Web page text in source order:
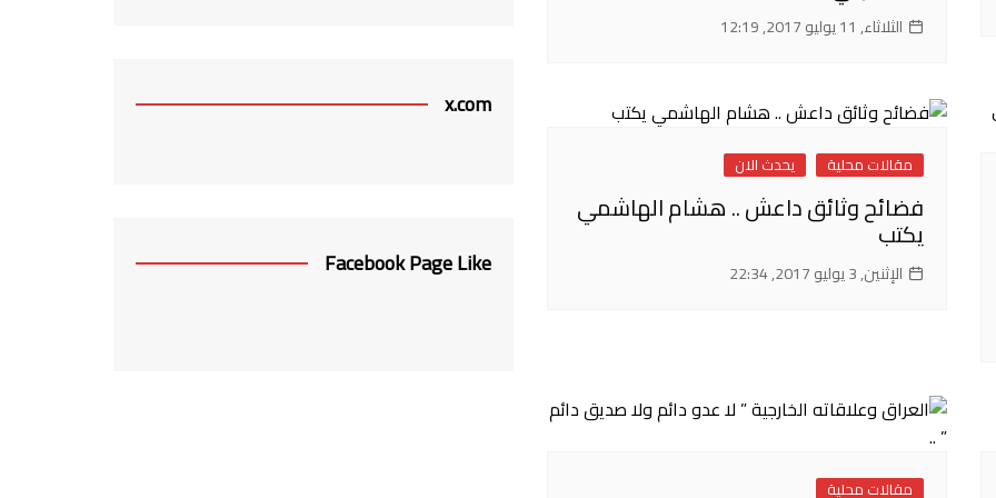
الثلاثاء, 11 يوليو 2017, 12:19
مقالات محلية يحدث الان
فضائح وثائق داعش .. هشام الهاشمي
يكتب
الإثنين, 3 يوليو 2017, 22:34
مقالات محلية
x.com
Facebook Page Like